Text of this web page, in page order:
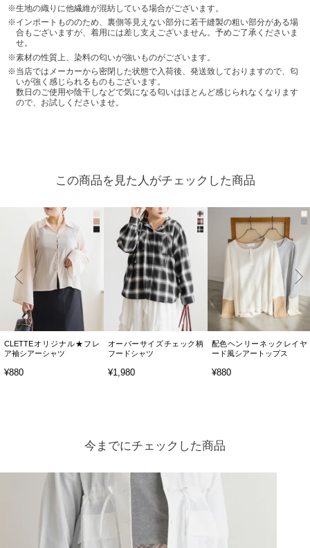
生地の織りに他繊維が混紡している場合がございます。
インポートもののため、裏側等見えない部分に若干縫製の粗い部分がある場
合もございますが、着用には差し支えございません。予めご了承くださいま
せ。
素材の性質上、染料の匂いが強いものがございます。
当店ではメーカーから密閉した状態で入荷後、発送致しておりますので、匂
いが強く感じられるものもございます。
数日のご使用や陰干しなどで気になる匂いはほとんど感じられなくなります
ので、お試しくださいませ。
この商品を見た人がチェックした商品
CLETTEオリジナル★フレ
ア袖シアーシャツ
¥880
オーバーサイズチェック柄
フードシャツ
¥1,980
配色ヘンリーネックレイヤ
ード風シアートップス
¥880
今までにチェックした商品